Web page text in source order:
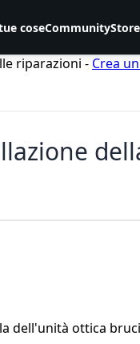
coseCommunityStore
riparazioni - Crea
dell'unità ottica